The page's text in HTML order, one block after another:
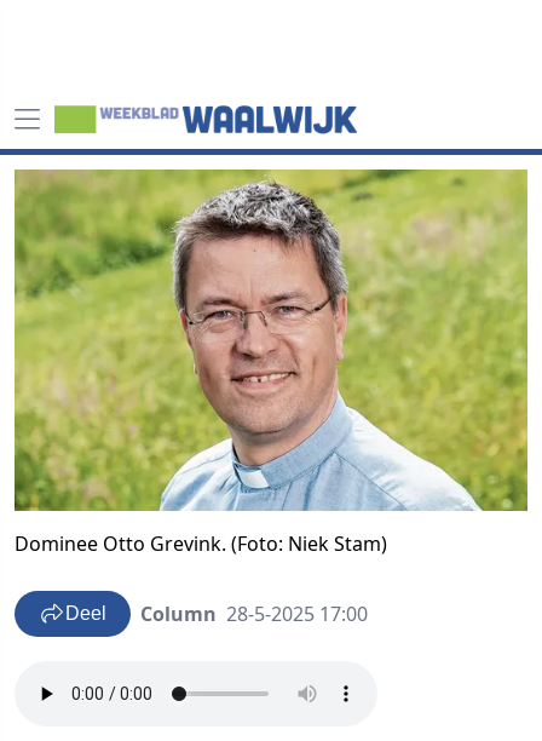
Dominee Otto Grevink. (Foto: Niek Stam)
Deel Column 28-5-2025 17:00